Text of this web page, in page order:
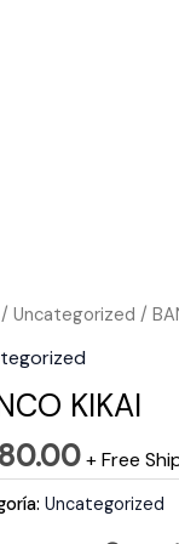
/Uncategorized /
KIKAI
+ Free
Uncategorized